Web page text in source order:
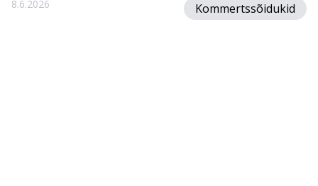
8.6.2026 Kommertssõidukid